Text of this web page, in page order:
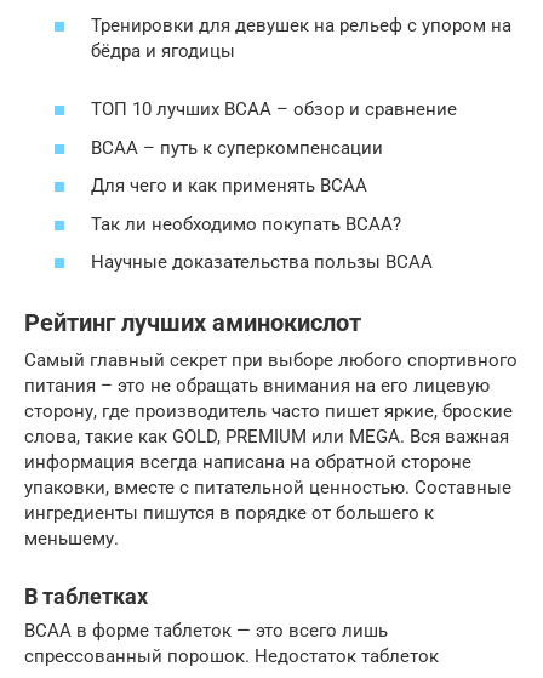
Тренировки для девушек на рельеф с упором на
бёдра и ягодицы
ТОП 10 лучших BCAA – обзор и сравнение
BCAA – путь к суперкомпенсации
Для чего и как применять BCAA
Так ли необходимо покупать ВСАА?
Научные доказательства пользы BCAA
Рейтинг лучших аминокислот
Самый главный секрет при выборе любого спортивного
питания – это не обращать внимания на его лицевую
сторону, где производитель часто пишет яркие, броские
слова, такие как GOLD, PREMIUM или MEGA. Вся важная
информация всегда написана на обратной стороне
упаковки, вместе с питательной ценностью. Составные
ингредиенты пишутся в порядке от большего к
меньшему.
В таблетках
BCAA в форме таблеток — это всего лишь
спрессованный порошок. Недостаток таблеток